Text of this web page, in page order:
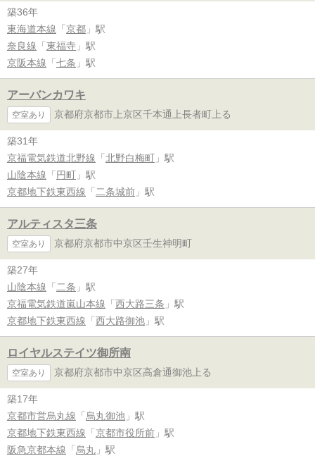
築36年
東海道本線 「 京都 」駅
奈良線 「 東福寺 」駅
京阪本線 「 七条 」駅
アーバンカワキ
空室あり 京都府京都市上京区千本通上長者町上る
築31年
京福電気鉄道北野線 「 北野白梅町 」駅
山陰本線 「 円町 」駅
京都地下鉄東西線 「 二条城前 」駅
アルティスタ三条
空室あり 京都府京都市中京区壬生神明町
築27年
山陰本線 「 二条 」駅
京福電気鉄道嵐山本線 「 西大路三条 」駅
京都地下鉄東西線 「 西大路御池 」駅
ロイヤルステイツ御所南
空室あり 京都府京都市中京区高倉通御池上る
築17年
京都市営烏丸線 「 烏丸御池 」駅
京都地下鉄東西線 「 京都市役所前 」駅
阪急京都本線 「 烏丸 」駅